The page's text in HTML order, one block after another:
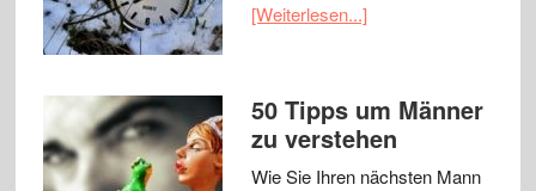
[Weiterlesen...]
50 Tipps um Männer
zu verstehen
Wie Sie Ihren nächsten Mann